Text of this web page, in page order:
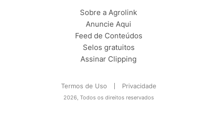
Sobre a Agrolink
Anuncie Aqui
Feed de Conteúdos
Selos gratuitos
Assinar Clipping
Termos de Uso Privacidade
2026, Todos os direitos reservados